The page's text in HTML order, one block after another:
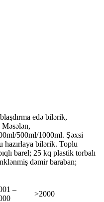
edə bilərik,
500ml/1000ml. Şəxsi
hazırlaya bilərik. Toplu
barel; 25 kq plastik torbalı
dəmir baraban;
–
>2000